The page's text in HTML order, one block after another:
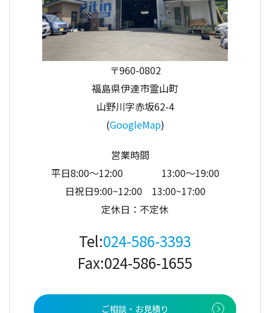
〒960-0802
福島県伊達市霊山町
山野川字赤坂62-4
(GoogleMap)
営業時間
平日8:00～12:00 13:00〜19:00
日祝日9:00~12:00 13:00~17:00
定休日：不定休
Tel:024-586-3393
Fax:024-586-1655
ご相談・お見積り